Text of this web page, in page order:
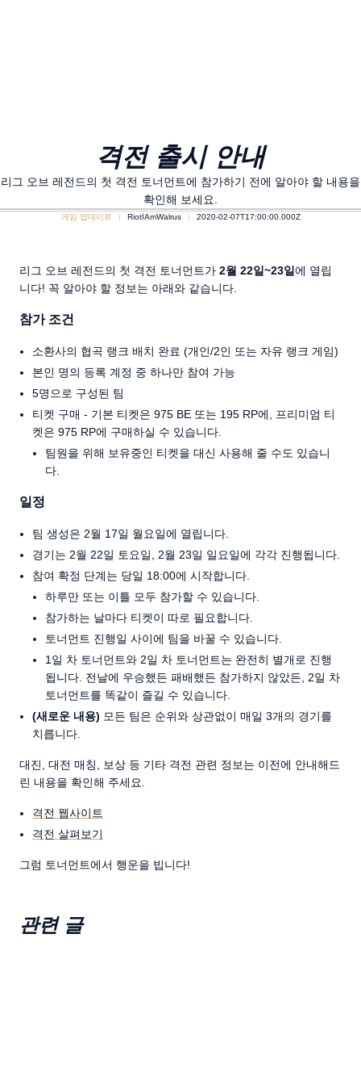
격전 출시 안내
리그 오브 레전드의 첫 격전 토너먼트에 참가하기 전에 알아야 할 내용을
확인해 보세요.
게임 업데이트 RiotIAmWalrus 2020-02-07T17:00:00.000Z
리그 오브 레전드의 첫 격전 토너먼트가 2월 22일~23일에 열립
니다! 꼭 알아야 할 정보는 아래와 같습니다.
참가 조건
소환사의 협곡 랭크 배치 완료 (개인/2인 또는 자유 랭크 게임)
본인 명의 등록 계정 중 하나만 참여 가능
5명으로 구성된 팀
티켓 구매 - 기본 티켓은 975 BE 또는 195 RP에, 프리미엄 티
켓은 975 RP에 구매하실 수 있습니다.
팀원을 위해 보유중인 티켓을 대신 사용해 줄 수도 있습니
다.
일정
팀 생성은 2월 17일 월요일에 열립니다.
경기는 2월 22일 토요일, 2월 23일 일요일에 각각 진행됩니다.
참여 확정 단계는 당일 18:00에 시작합니다.
하루만 또는 이틀 모두 참가할 수 있습니다.
참가하는 날마다 티켓이 따로 필요합니다.
토너먼트 진행일 사이에 팀을 바꿀 수 있습니다.
1일 차 토너먼트와 2일 차 토너먼트는 완전히 별개로 진행
됩니다. 전날에 우승했든 패배했든 참가하지 않았든, 2일 차
토너먼트를 똑같이 즐길 수 있습니다.
(새로운 내용) 모든 팀은 순위와 상관없이 매일 3개의 경기를
치릅니다.
대진, 대전 매칭, 보상 등 기타 격전 관련 정보는 이전에 안내해드
린 내용을 확인해 주세요.
격전 웹사이트
격전 살펴보기
그럼 토너먼트에서 행운을 빕니다!
관련 글